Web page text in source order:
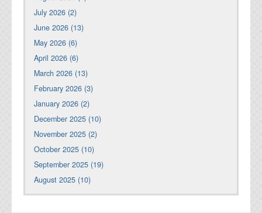
July 2026 (2)
June 2026 (13)
May 2026 (6)
April 2026 (6)
March 2026 (13)
February 2026 (3)
January 2026 (2)
December 2025 (10)
November 2025 (2)
October 2025 (10)
September 2025 (19)
August 2025 (10)